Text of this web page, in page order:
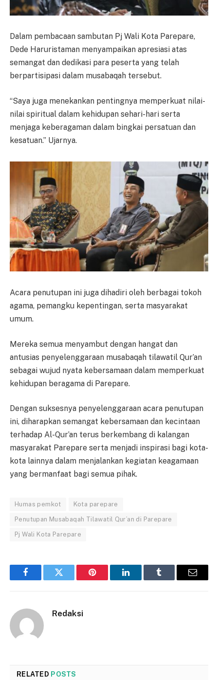
Dalam pembacaan sambutan Pj Wali Kota Parepare,
Dede Haruristaman menyampaikan apresiasi atas
semangat dan dedikasi para peserta yang telah
berpartisipasi dalam musabaqah tersebut.
“Saya juga menekankan pentingnya memperkuat nilai-
nilai spiritual dalam kehidupan sehari-hari serta
menjaga keberagaman dalam bingkai persatuan dan
kesatuan.” Ujarnya.
Acara penutupan ini juga dihadiri oleh berbagai tokoh
agama, pemangku kepentingan, serta masyarakat
umum.
Mereka semua menyambut dengan hangat dan
antusias penyelenggaraan musabaqah tilawatil Qur’an
sebagai wujud nyata kebersamaan dalam memperkuat
kehidupan beragama di Parepare.
Dengan suksesnya penyelenggaraan acara penutupan
ini, diharapkan semangat kebersamaan dan kecintaan
terhadap Al-Qur’an terus berkembang di kalangan
masyarakat Parepare serta menjadi inspirasi bagi kota-
kota lainnya dalam menjalankan kegiatan keagamaan
yang bermanfaat bagi semua pihak.
Humas pemkot Kota parepare
Penutupan Musabaqah Tilawatil Qur’an di Parepare
Pj Wali Kota Parepare
FacebookTwitter Pinterest LinkedInTumblr Email
Redaksi
RELATED POSTS